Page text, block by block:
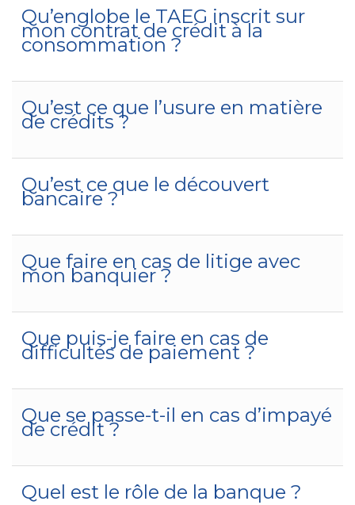
Qu’englobe le TAEG inscrit sur
mon contrat de crédit à la
consommation ?
Qu’est ce que l’usure en matière
de crédits ?
Qu’est ce que le découvert
bancaire ?
Que faire en cas de litige avec
mon banquier ?
Que puis-je faire en cas de
difficultés de paiement ?
Que se passe-t-il en cas d’impayé
de crédit ?
Quel est le rôle de la banque ?